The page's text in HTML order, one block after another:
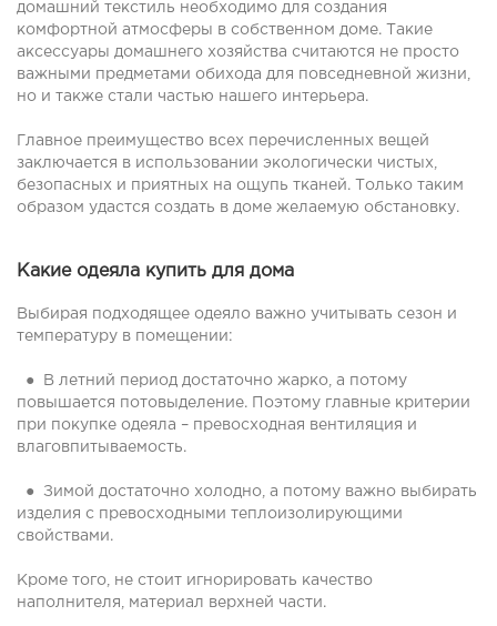
домашний текстиль необходимо для создания
комфортной атмосферы в собственном доме. Такие
аксессуары домашнего хозяйства считаются не просто
важными предметами обихода для повседневной жизни,
но и также стали частью нашего интерьера.
Главное преимущество всех перечисленных вещей
заключается в использовании экологически чистых,
безопасных и приятных на ощупь тканей. Только таким
образом удастся создать в доме желаемую обстановку.
Какие одеяла купить для дома
Выбирая подходящее одеяло важно учитывать сезон и
температуру в помещении:
● В летний период достаточно жарко, а потому
повышается потовыделение. Поэтому главные критерии
при покупке одеяла – превосходная вентиляция и
влаговпитываемость.
● Зимой достаточно холодно, а потому важно выбирать
изделия с превосходными теплоизолирующими
свойствами.
Кроме того, не стоит игнорировать качество
наполнителя, материал верхней части.